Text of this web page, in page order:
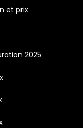
et prix
2025